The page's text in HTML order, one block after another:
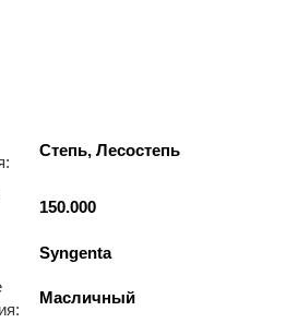
Степь, Лесостепь
150.000
Syngenta
Масличный